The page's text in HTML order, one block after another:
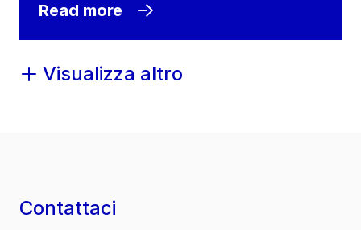
Read more
Visualizza altro
Contattaci